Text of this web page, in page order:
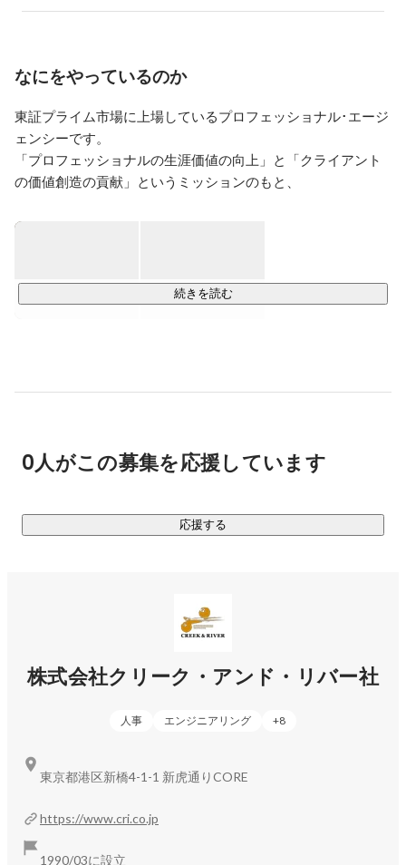
部署内の採用チームに異動。
なにをやっているのか
東証プライム市場に上場しているプロフェッショナル･エージ
ェンシーです。
「プロフェッショナルの生涯価値の向上」と「クライアント
の価値創造の貢献」というミッションのもと、
まざまな働き方をご提案しています。
ブ領域を中心に、プロデュース（開発・請負）、エージェン
続きを読む
0人がこの募集を応援しています
応援する
株式会社クリーク・アンド・リバー社
人事 エンジニアリング +8
https://www.cri.co.jp
1990/03に設立
東京都港区新橋4-1-1 新虎通りCORE